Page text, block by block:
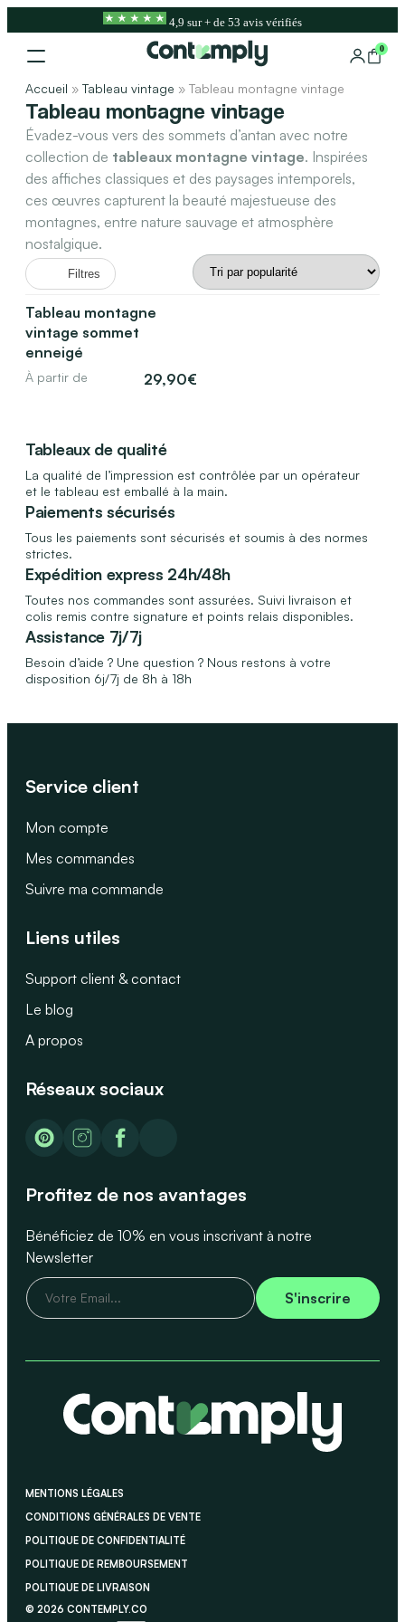
4,9 sur + de 53 avis vérifiés
0
Accueil » Tableau vintage » Tableau montagne vintage​
Tableau montagne vintage​
Évadez-vous vers des sommets d’antan avec notre
collection de tableaux montagne vintage. Inspirées
des affiches classiques et des paysages intemporels,
ces œuvres capturent la beauté majestueuse des
montagnes, entre nature sauvage et atmosphère
nostalgique.
Filtres
Tableau montagne
vintage sommet
enneigé
À partir de 29,90€
Tableaux de qualité
La qualité de l’impression est contrôlée par un opérateur
et le tableau est emballé à la main.
Paiements sécurisés
Tous les paiements sont sécurisés et soumis à des normes
strictes.
Expédition express 24h/48h
Toutes nos commandes sont assurées. Suivi livraison et
colis remis contre signature et points relais disponibles.
Assistance 7j/7j
Besoin d’aide ? Une question ? Nous restons à votre
disposition 6j/7j de 8h à 18h
Service client
Mon compte
Mes commandes
Suivre ma commande
Liens utiles
Support client & contact
Le blog
A propos
Réseaux sociaux
Profitez de nos avantages
Bénéficiez de 10% en vous inscrivant à notre
Newsletter
V
o
*
S'inscrire
MENTIONS LÉGALES
CONDITIONS GÉNÉRALES DE VENTE
POLITIQUE DE CONFIDENTIALITÉ
POLITIQUE DE REMBOURSEMENT
POLITIQUE DE LIVRAISON
© 2026 CONTEMPLY.CO